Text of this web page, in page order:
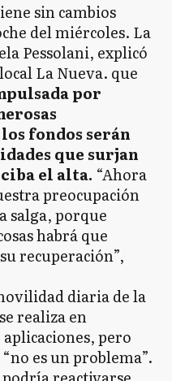
sin cambios
del miércoles. La
Pessolani, explicó
La Nueva. que
por
fondos serán
que surjan
el alta. “Ahora
preocupación
salga, porque
habrá que
recuperación”,
diaria de la
realiza en
pero
es un problema”.